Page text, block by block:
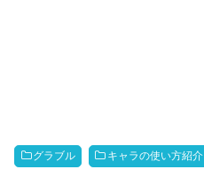
グラブル キャラの使い方紹介